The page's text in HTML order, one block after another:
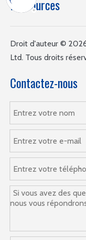
Ressources
Droit d'auteur ©
Ltd. Tous droits
Contactez-nous